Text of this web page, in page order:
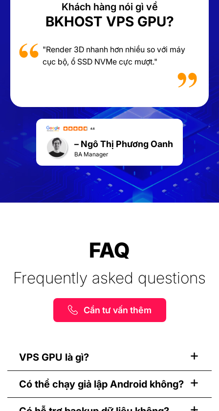
Khách hàng nói gì về
BKHOST VPS GPU?
"Render 3D nhanh hơn nhiều so với máy
cục bộ, ổ SSD NVMe cực mượt."
– Ngô Thị Phương Oanh
BA Manager
FAQ
Frequently asked questions
Cần tư vấn thêm
VPS GPU là gì?
Có thể chạy giả lập Android không?